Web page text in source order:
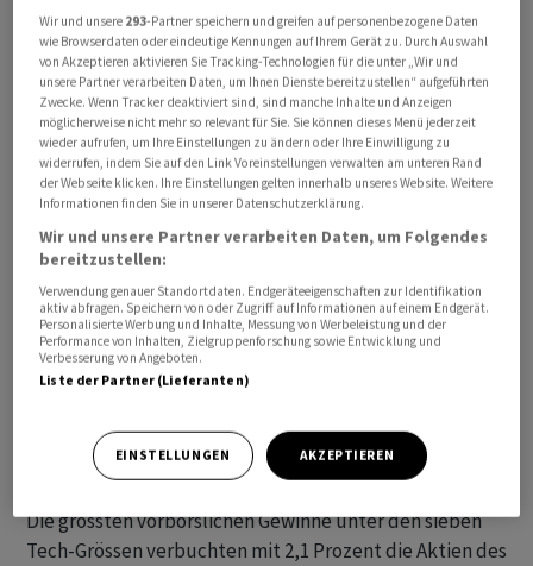
Wie es heisst, kommen erste Schnäppchenjäger in die
Versuchung, das zuletzt ermässigte Kursniveau für sich
zu nutzen. Dies zeigt sich bei den sieben
bedeutendsten Technologiewerten der USA, den
sogenannten «Magnificent 7», die vorbörslich fast alle
im Plus gehandelt werden. Der von der Tech-Branche
geprägte Nasdaq 100 hatte am Vortag im frühen Handel
der Dow zuletzt wieder unter die 50.000-Punkte-Marke
gesunken ist.
Die grössten vorbörslichen Gewinne unter den sieben
Tech-Grössen verbuchten mit 2,1 Prozent die Aktien des
Wir und unsere 293-Partner speichern und greifen auf personenbezogene Daten
wie Browserdaten oder eindeutige Kennungen auf Ihrem Gerät zu. Durch Auswahl
von Akzeptieren aktivieren Sie Tracking-Technologien für die unter „Wir und
unsere Partner verarbeiten Daten, um Ihnen Dienste bereitzustellen“ aufgeführten
Zwecke. Wenn Tracker deaktiviert sind, sind manche Inhalte und Anzeigen
möglicherweise nicht mehr so relevant für Sie. Sie können dieses Menü jederzeit
wieder aufrufen, um Ihre Einstellungen zu ändern oder Ihre Einwilligung zu
widerrufen, indem Sie auf den Link Voreinstellungen verwalten am unteren Rand
der Webseite klicken. Ihre Einstellungen gelten innerhalb unseres Website. Weitere
Informationen finden Sie in unserer Datenschutzerklärung.
Wir und unsere Partner verarbeiten Daten, um Folgendes
bereitzustellen:
Verwendung genauer Standortdaten. Endgeräteeigenschaften zur Identifikation
aktiv abfragen. Speichern von oder Zugriff auf Informationen auf einem Endgerät.
Personalisierte Werbung und Inhalte, Messung von Werbeleistung und der
Performance von Inhalten, Zielgruppenforschung sowie Entwicklung und
Verbesserung von Angeboten.
Liste der Partner (Lieferanten)
EINSTELLUNGEN AKZEPTIEREN